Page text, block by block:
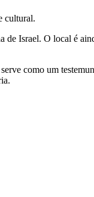
cultural.
de Israel. O local é
como um